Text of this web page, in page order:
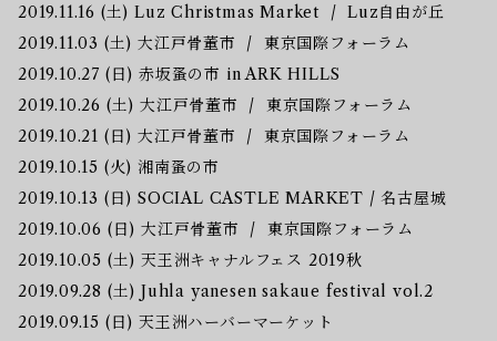
2019.11.16 (土) Luz Christmas Market / Luz自由が丘
2019.11.03 (土) 大江戸骨董市 / 東京国際フォーラム
2019.10.27 (日) 赤坂蚤の市 in ARK HILLS
2019.10.26 (土) 大江戸骨董市 / 東京国際フォーラム
2019.10.21 (日) 大江戸骨董市 / 東京国際フォーラム
2019.10.15 (火) 湘南蚤の市
2019.10.13 (日) SOCIAL CASTLE MARKET / 名古屋城
2019.10.06 (日) 大江戸骨董市 / 東京国際フォーラム
2019.10.05 (土) 天王洲キャナルフェス 2019秋
2019.09.28 (土) Juhla yanesen sakaue festival vol.2
2019.09.15 (日) 天王洲ハーバーマーケット